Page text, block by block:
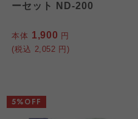
ーセット ND-200
本体 1,900 円
(税込 2,052 円)
5%OFF